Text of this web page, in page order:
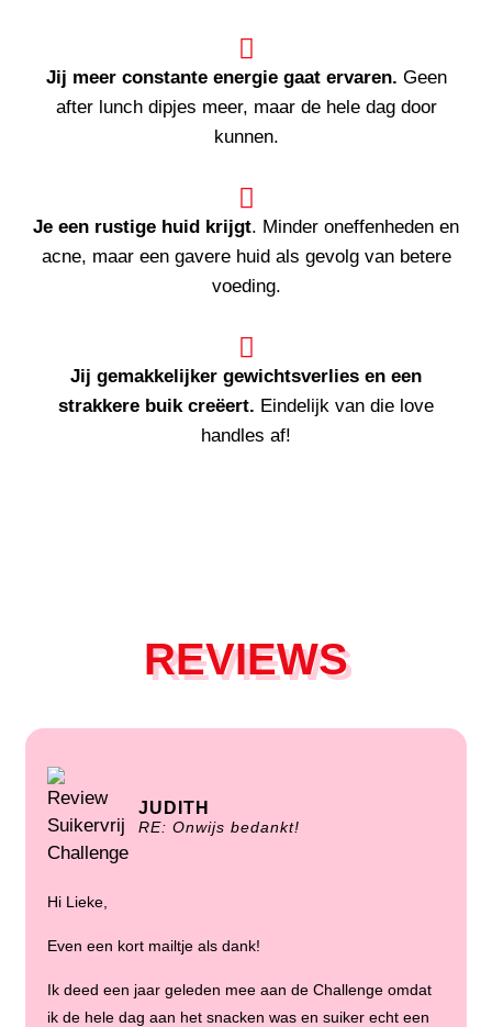
Jij meer constante energie gaat ervaren. Geen
after lunch dipjes meer, maar de hele dag door
kunnen.
Je een rustige huid krijgt. Minder oneffenheden en
acne, maar een gavere huid als gevolg van betere
voeding.
Jij gemakkelijker gewichtsverlies en een
strakkere buik creëert. Eindelijk van die love
handles af!
REVIEWS
JUDITH
RE: Onwijs bedankt!
Hi Lieke,
Even een kort mailtje als dank!
Ik deed een jaar geleden mee aan de Challenge omdat
ik de hele dag aan het snacken was en suiker echt een